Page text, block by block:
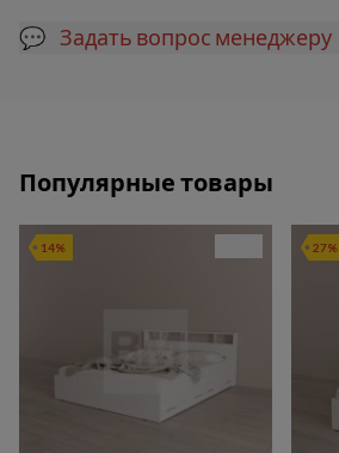
💬 Задать вопрос менеджеру
Популярные товары
14% 27%